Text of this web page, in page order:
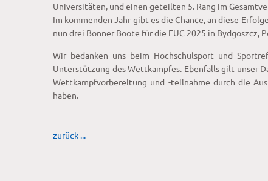
Universitäten, und einen geteilten 5. Rang im
Im kommenden Jahr gibt es die Chance, an diese
nun drei Bonner Boote für die EUC 2025 in Bydgoszcz,
Wir bedanken uns beim Hochschulsport und
Unterstützung des Wettkampfes. Ebenfalls gilt unser
Wettkampfvorbereitung und -teilnahme durch die
haben.
zurück ...